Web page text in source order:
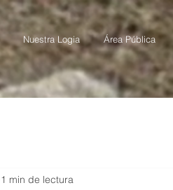
Nuestra Logia Área Pública
1 min de lectura